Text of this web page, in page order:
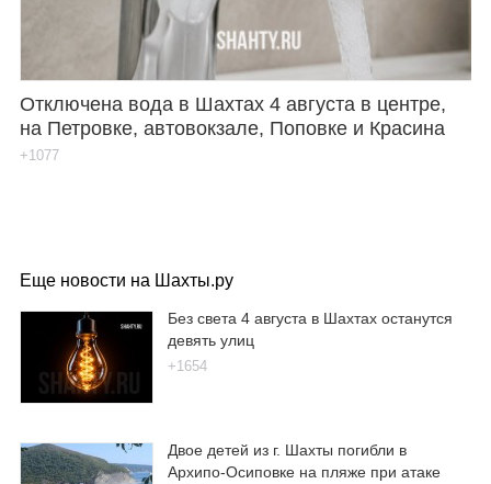
Отключена вода в Шахтах 4 августа в центре,
на Петровке, автовокзале, Поповке и Красина
+1077
Еще новости на Шахты.ру
Без света 4 августа в Шахтах останутся
девять улиц
+1654
Двое детей из г. Шахты погибли в
Архипо-Осиповке на пляже при атаке